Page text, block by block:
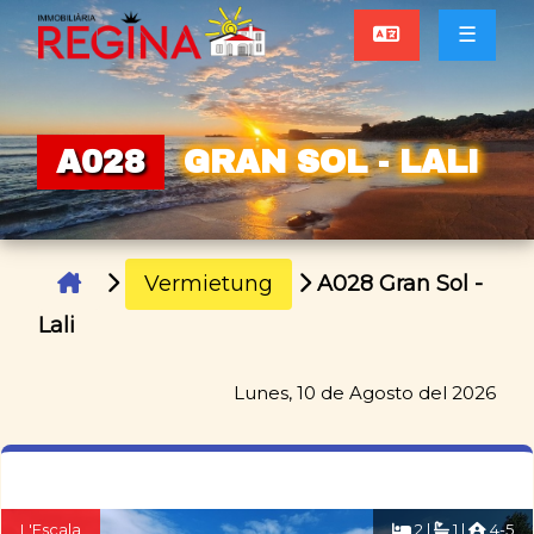
A028 GRAN SOL - LALI
☰
Vermietung
A028 Gran Sol -
Lali
Lunes, 10 de Agosto del 2026
L'Escala 2 | 1 | 4-5